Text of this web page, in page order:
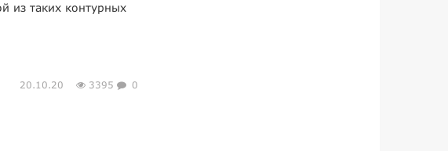
из таких контурных
20.10.20 3395 0